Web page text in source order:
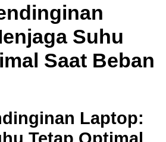
Suhu
Saat Beban
Laptop: